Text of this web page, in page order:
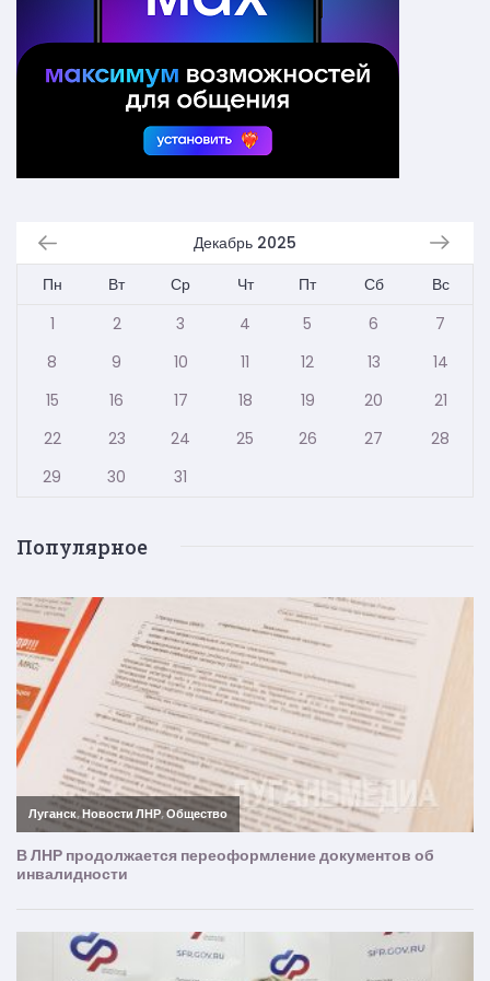
Декабрь 2025
Пн
Вт Ср Чт Пт Сб
Вс
1
2 3 4 5 6
7
8
9 10 11 12 13
14
15
16 17 18 19 20
21
22
23 24 25 26 27
28
29
30 31
Популярное